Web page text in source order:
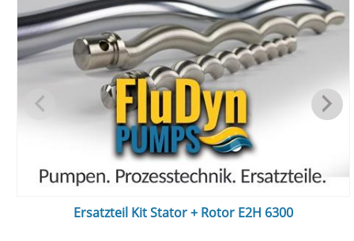
Ersatzteil Kit Stator + Rotor E2H 6300